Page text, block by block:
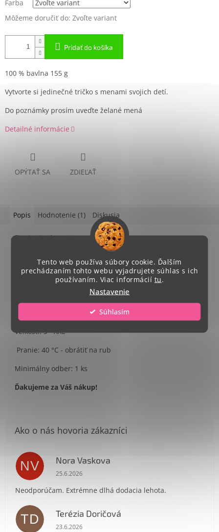
Tento web používa súbory cookie. Ďalším
prechádzaním tohto webu vyjadrujete súhlas s ich
používaním. Viac informácií tu.
Nastavenie
Súhlasím
Farba
Môžeme doručiť do: Zvoľte variant
Pridať do košíka
100 % bavlna 155 g
Vytvorte si jedinečné tričko s menami svojich detí.
Do poznámky prosím uveďte želané mená
Detailné informácie
OPÝTAŤ SA ZDIEĽAŤ
Popis Hodnotenie (1) Diskusia
Podrobný popis
Single Jersey, 100 % bavlna
Strih - zúžený
Celkový rozmer potlače A4.
Umiestnenie potlače- na stred trička
Veľkosti: S - XXL
Pranie: 40 °C - obrátiť na rub
Minimálny odber: 1 ks
Ďakujeme za Váš nákup!
NV Nora Vaskova
Hodnotenie obchodu je 1 z 5 hviezdičiek.
25.6.2026
Neodporúčam. Extrémne dlhá dodacia lehota.
TD Terézia Doričová
Hodnotenie obchodu je 5 z 5 hviezdičiek.
23.6.2026